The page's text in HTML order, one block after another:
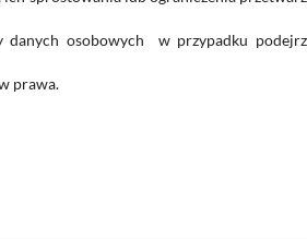
osobowych w przypadku
prawa.